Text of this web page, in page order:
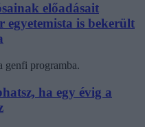
előadásait
is bekerült
genfi programba.
ha egy évig a